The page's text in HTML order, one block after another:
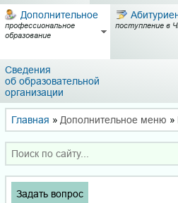
Дополнительное
профессиональное
образование
поступление в
Сведения
об образовательной
организации
Главная » Дополнительное меню »
Задать вопрос